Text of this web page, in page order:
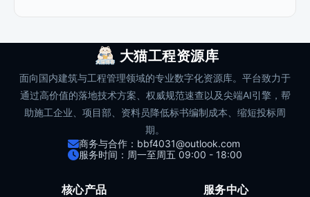
大猫工程资源库
面向国内建筑与工程管理领域的专业数字化资源库。平台致力于
通过高价值的落地技术方案、权威规范速查以及尖端AI引擎，帮
助施工企业、项目部、资料员降低标书编制成本、缩短投标周
期。
商务与合作：bbf4031@outlook.com
服务时间：周一至周五 09:00 - 18:00
核心产品 服务中心